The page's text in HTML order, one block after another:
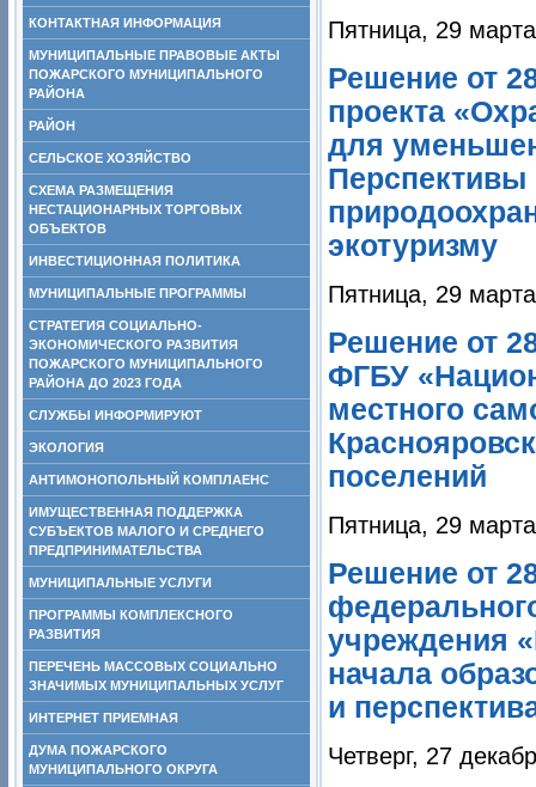
КОНТАКТНАЯ ИНФОРМАЦИЯ
МУНИЦИПАЛЬНЫЕ ПРАВОВЫЕ АКТЫ
ПОЖАРСКОГО МУНИЦИПАЛЬНОГО
РАЙОНА
РАЙОН
СЕЛЬСКОЕ ХОЗЯЙСТВО
СХЕМА РАЗМЕЩЕНИЯ
НЕСТАЦИОНАРНЫХ ТОРГОВЫХ
ОБЪЕКТОВ
ИНВЕСТИЦИОННАЯ ПОЛИТИКА
МУНИЦИПАЛЬНЫЕ ПРОГРАММЫ
СТРАТЕГИЯ СОЦИАЛЬНО-
ЭКОНОМИЧЕСКОГО РАЗВИТИЯ
ПОЖАРСКОГО МУНИЦИПАЛЬНОГО
РАЙОНА ДО 2023 ГОДА
СЛУЖБЫ ИНФОРМИРУЮТ
ЭКОЛОГИЯ
АНТИМОНОПОЛЬНЫЙ КОМПЛАЕНС
ИМУЩЕСТВЕННАЯ ПОДДЕРЖКА
СУБЪЕКТОВ МАЛОГО И СРЕДНЕГО
ПРЕДПРИНИМАТЕЛЬСТВА
МУНИЦИПАЛЬНЫЕ УСЛУГИ
ПРОГРАММЫ КОМПЛЕКСНОГО
РАЗВИТИЯ
ПЕРЕЧЕНЬ МАССОВЫХ СОЦИАЛЬНО
ЗНАЧИМЫХ МУНИЦИПАЛЬНЫХ УСЛУГ
ИНТЕРНЕТ ПРИЕМНАЯ
ДУМА ПОЖАРСКОГО
МУНИЦИПАЛЬНОГО ОКРУГА
Пятница, 29
Решение от
проекта
для
Перспективы
экотуризму
Пятница, 29
Решение от
ФГБУ
местного
поселений
Пятница, 29
Решение от
учреждения
начала
и
Четверг, 27